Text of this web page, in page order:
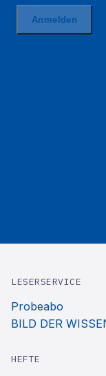
LESERSERVICE
Probeabo
BILD DER
HEFTE